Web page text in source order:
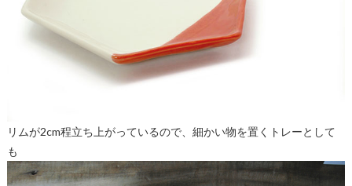
リムが2cm程立ち上がっているので、細かい物を置くトレーとして
も